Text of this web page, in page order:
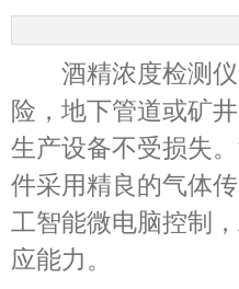
酒精浓度检测仪
险，地下管道或矿
生产设备不受损失
件采用精良的气体
工智能微电脑控制
应能力。